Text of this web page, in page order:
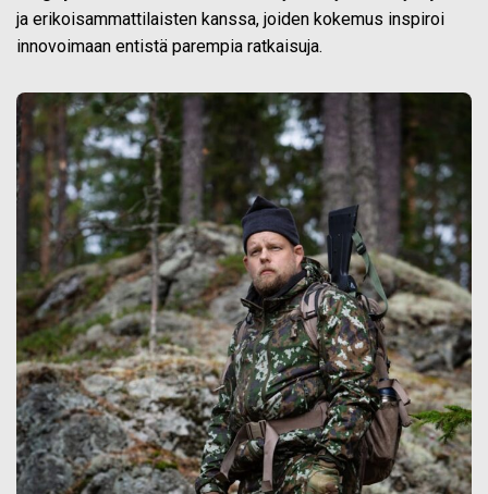
ja erikoisammattilaisten kanssa, joiden kokemus inspiroi
innovoimaan entistä parempia ratkaisuja.